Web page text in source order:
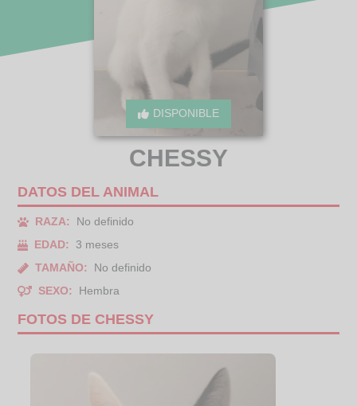
DISPONIBLE
CHESSY
DATOS DEL ANIMAL
RAZA:
No definido
EDAD:
3 meses
TAMAÑO:
No definido
SEXO:
Hembra
FOTOS DE CHESSY